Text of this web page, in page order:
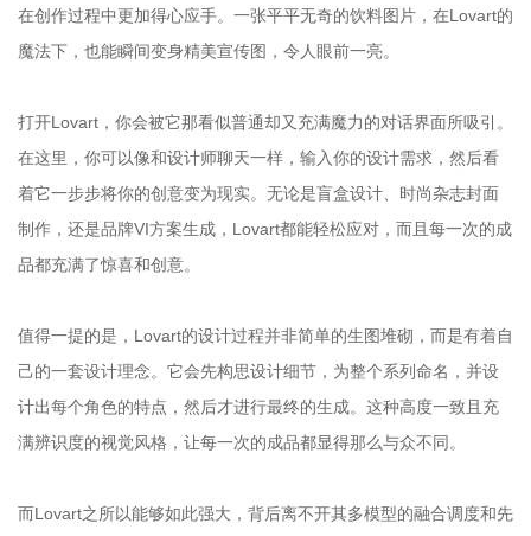
在创作过程中更加得心应手。一张平平无奇的饮料图片，在Lovart的
魔法下，也能瞬间变身精美宣传图，令人眼前一亮。
打开Lovart，你会被它那看似普通却又充满魔力的对话界面所吸引。
在这里，你可以像和设计师聊天一样，输入你的设计需求，然后看
着它一步步将你的创意变为现实。无论是盲盒设计、时尚杂志封面
制作，还是品牌VI方案生成，Lovart都能轻松应对，而且每一次的成
品都充满了惊喜和创意。
值得一提的是，Lovart的设计过程并非简单的生图堆砌，而是有着自
己的一套设计理念。它会先构思设计细节，为整个系列命名，并设
计出每个角色的特点，然后才进行最终的生成。这种高度一致且充
满辨识度的视觉风格，让每一次的成品都显得那么与众不同。
而Lovart之所以能够如此强大，背后离不开其多模型的融合调度和先